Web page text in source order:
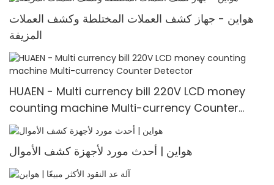
هواين - جهاز كشف العملات المختلطة وكشف العملات
المزيفة
HUAEN - Multi currency bill 220V LCD money
counting machine Multi-currency Counter
<000000> Detector
هواين | أحدث مورد لأجهزة كشف الأموال